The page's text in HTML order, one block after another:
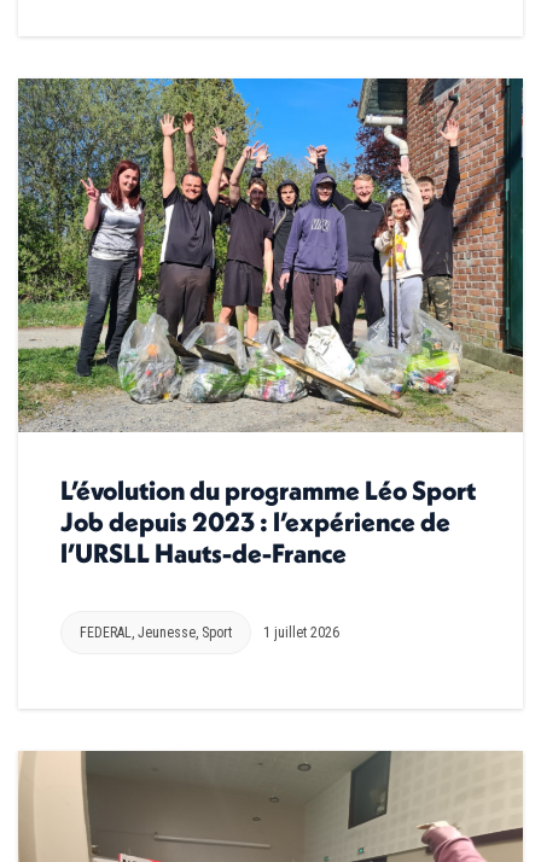
L’évolution du programme Léo Sport
Job depuis 2023 : l’expérience de
l’URSLL Hauts-de-France
FEDERAL Jeunesse Sport 1 juillet 2026